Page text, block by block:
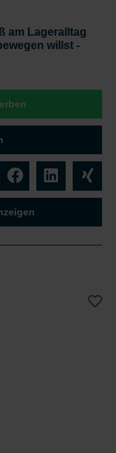
am Lageralltag
willst -